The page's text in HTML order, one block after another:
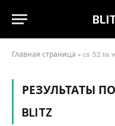
Главная страница » cs 52 lis
РЕЗУЛЬТАТЫ
BLITZ